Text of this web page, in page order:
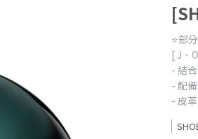
⭐️部
[ J．
- 結
- 配
- 皮